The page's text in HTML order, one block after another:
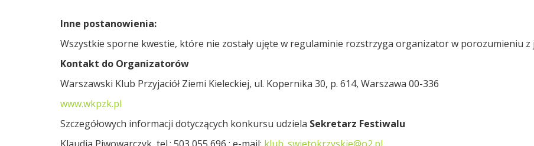
Inne postanowienia:
Wszystkie sporne kwestie, które nie zostały ujęte w regulaminie rozstrzyga organizator w porozumieniu z
Kontakt do Organizatorów
Warszawski Klub Przyjaciół Ziemi Kieleckiej, ul. Kopernika 30, p. 614, Warszawa 00-336
www.wkpzk.pl
Szczegółowych informacji dotyczących konkursu udziela Sekretarz Festiwalu
Klaudia Piwowarczyk, tel.: 503 055 696 ; e-mail: klub_swietokrzyskie@o2.pl